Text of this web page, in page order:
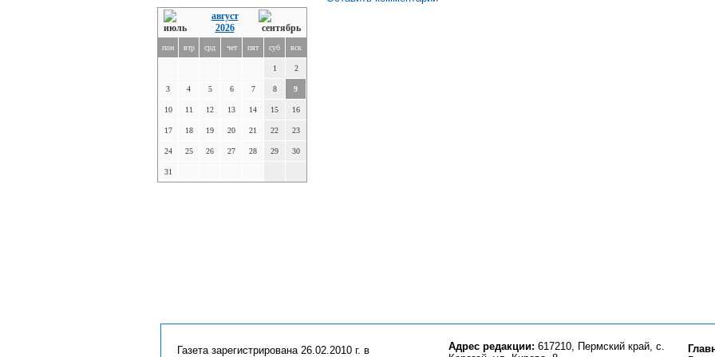
август
2026
пон втр срд чет пят суб вск
1 2
3 4 5 6 7 8 9
10 11 12 13 14 15 16
17 18 19 20 21 22 23
24 25 26 27 28 29 30
31
Газета зарегистрирована 26.02.2010 г. в
Адрес редакции: 617210, Пермский край, с.